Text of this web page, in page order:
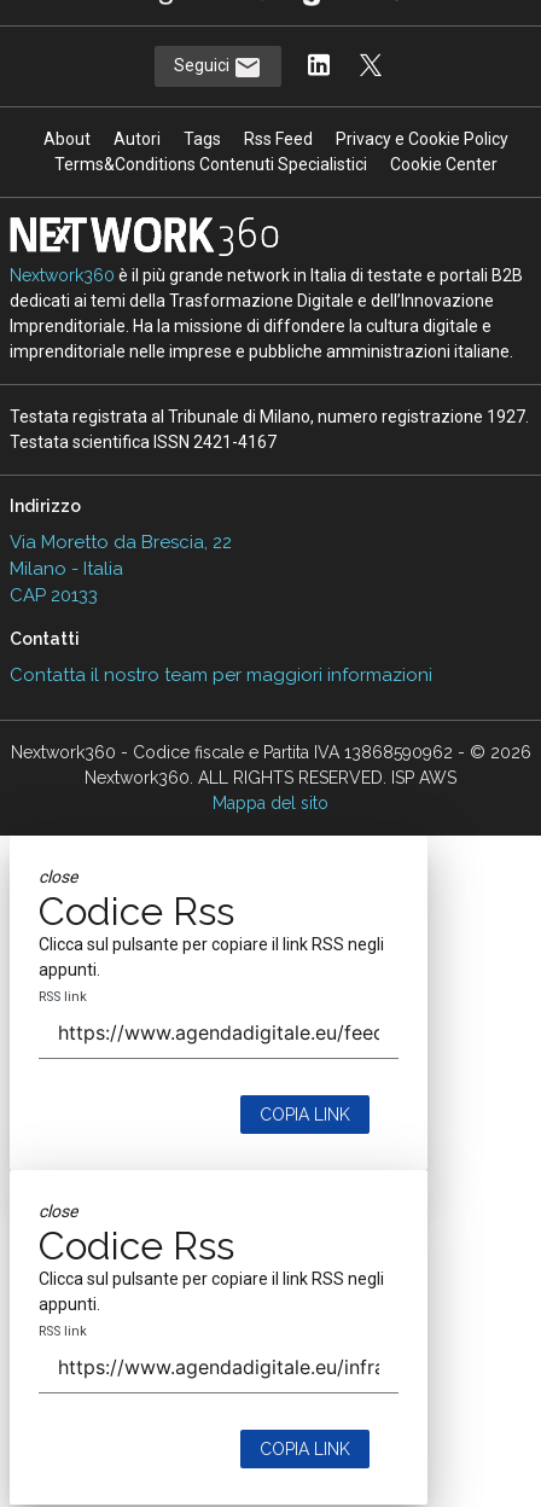
Seguici
About Autori Tags Rss Feed
Privacy e Cookie Policy
Terms&Conditions Contenuti Specialistici
Cookie Center
Nextwork360 è il più grande network in Italia di testate e portali B2B
dedicati ai temi della Trasformazione Digitale e dell’Innovazione
Imprenditoriale. Ha la missione di diffondere la cultura digitale e
imprenditoriale nelle imprese e pubbliche amministrazioni italiane.
Testata registrata al Tribunale di Milano, numero registrazione 1927.
Testata scientifica ISSN 2421-4167
Indirizzo
Via Moretto da Brescia, 22
Milano - Italia
CAP 20133
Contatti
Contatta il nostro team per maggiori informazioni
Nextwork360 - Codice fiscale e Partita IVA 13868590962 - © 2026
Nextwork360. ALL RIGHTS RESERVED. ISP AWS
Mappa del sito
close
Codice Rss
Clicca sul pulsante per copiare il link RSS negli
appunti.
RSS link
COPIA LINK
close
Codice Rss
Clicca sul pulsante per copiare il link RSS negli
appunti.
RSS link
COPIA LINK